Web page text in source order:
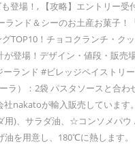
場！, 【攻略】エントリー
ンド＆シーのお土産お菓子
！チョコクランチ・ク
場！デザイン・値段・販
ランド #ビレッジペイスト
）：2袋 パスタソースと合
nakatoが輸入販売していま
)、サラダ油、☆コンソメパ
を用意し、180℃に熱します